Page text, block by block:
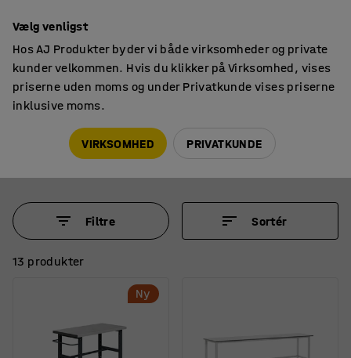
Arbejdsborde på hjul
Filtre Sortér
13 produkter
Ny
Vælg venligst
Hos AJ Produkter byder vi både virksomheder og private
kunder velkommen. Hvis du klikker på Virksomhed, vises
priserne uden moms og under Privatkunde vises priserne
inklusive moms.
VIRKSOMHED PRIVATKUNDE